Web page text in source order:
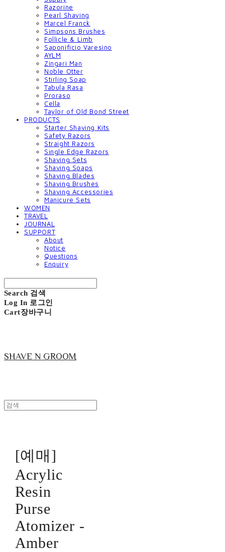
Razorine
Pearl Shaving
Marcel Franck
Simpsons Brushes
Follicle & Limb
Saponificio Varesino
AYLM
Zingari Man
Noble Otter
Stirling Soap
Tabula Rasa
Proraso
Cella
Taylor of Old Bond Street
PRODUCTS
Starter Shaving Kits
Safety Razors
Straight Razors
Single Edge Razors
Shaving Sets
Shaving Soaps
Shaving Blades
Shaving Brushes
Shaving Accessories
Manicure Sets
WOMEN
TRAVEL
JOURNAL
SUPPORT
About
Notice
Questions
Enquiry
Search 검색
Log In 로그인
Cart장바구니
SHAVE N GROOM
[예매]
Acrylic
Resin
Purse
Atomizer -
Amber